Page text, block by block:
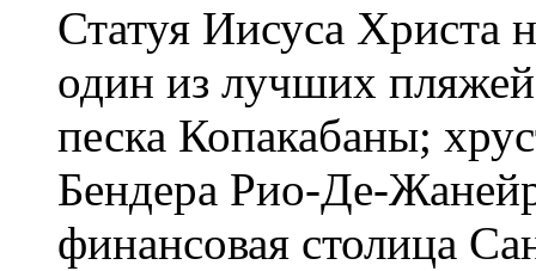
Статуя Иисуса Христа
один из лучших
песка Копакабаны;
Бендера Рио-Де-
финансовая столица